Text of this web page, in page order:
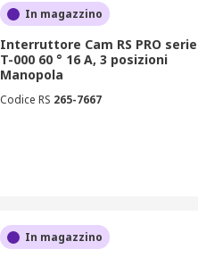
In magazzino
Interruttore Cam RS PRO serie
T-000 60 ° 16 A, 3 posizioni
Manopola
Codice RS 265-7667
In magazzino